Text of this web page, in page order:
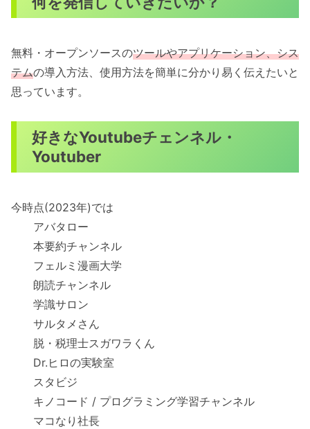
無料・オープンソースのツールやアプリケーション、シス
テムの導入方法、使用方法を簡単に分かり易く伝えたいと
思っています。
好きなYoutubeチェンネル・
Youtuber
今時点(2023年)では
アバタロー
本要約チャンネル
フェルミ漫画大学
朗読チャンネル
学識サロン
サルタメさん
脱・税理士スガワラくん
Dr.ヒロの実験室
スタビジ
キノコード / プログラミング学習チャンネル
マコなり社長